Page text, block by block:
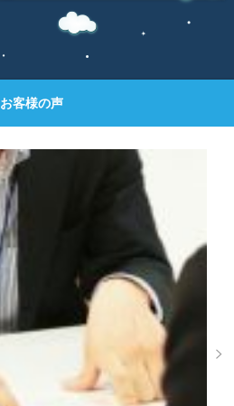
お客様の声